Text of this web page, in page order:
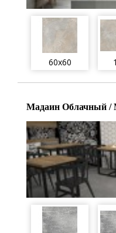
60x60
Мадаин Облачный /